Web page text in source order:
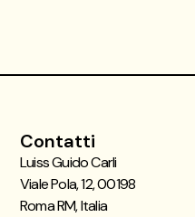
Contatti
Luiss Guido Carli
Viale Pola, 12, 00198
Roma RM, Italia